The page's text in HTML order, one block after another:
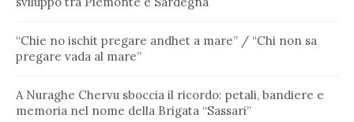
“Chie no ischit pregare andhet a mare” / “Chi non sa
pregare vada al mare”
A Nuraghe Chervu sboccia il ricordo: petali, bandiere e
memoria nel nome della Brigata “Sassari”